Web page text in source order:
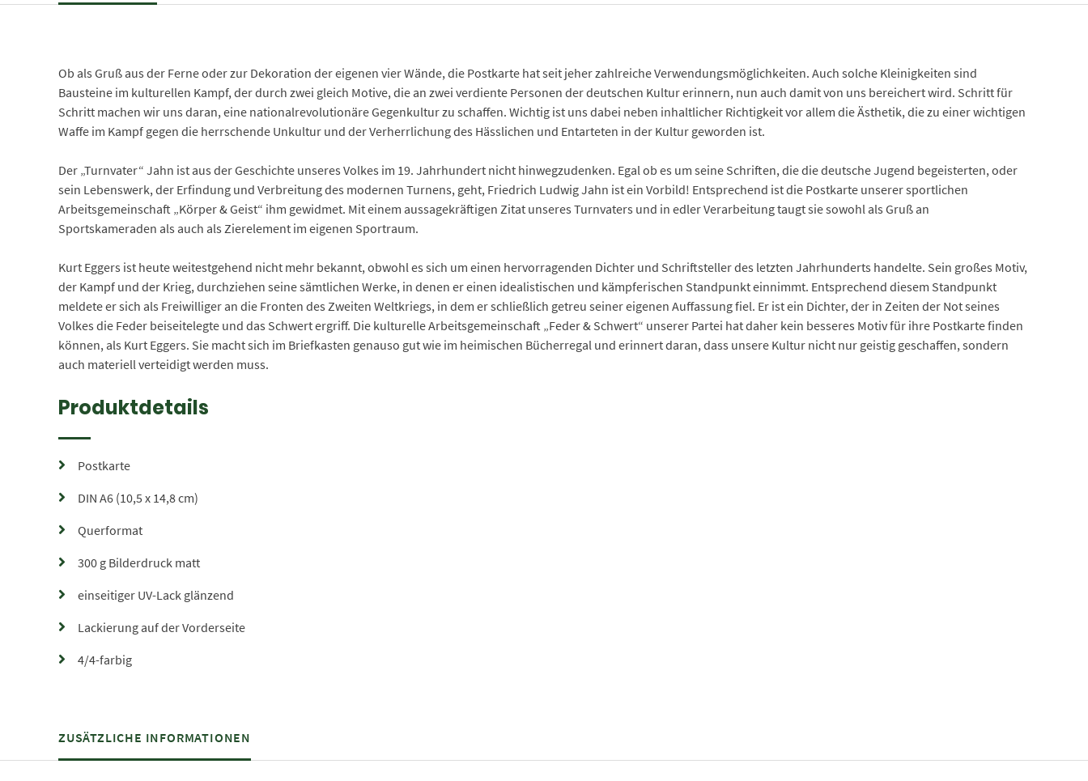
Ob als Gruß aus der Ferne oder zur Dekoration der eigenen vier Wände, die Postkarte hat seit jeher zahlreiche Verwendungsmöglichkeiten. Auch solche Kleinigkeiten sind
Bausteine im kulturellen Kampf, der durch zwei gleich Motive, die an zwei verdiente Personen der deutschen Kultur erinnern, nun auch damit von uns bereichert wird. Schritt für
Schritt machen wir uns daran, eine nationalrevolutionäre Gegenkultur zu schaffen. Wichtig ist uns dabei neben inhaltlicher Richtigkeit vor allem die Ästhetik, die zu einer wichtigen
Waffe im Kampf gegen die herrschende Unkultur und der Verherrlichung des Hässlichen und Entarteten in der Kultur geworden ist.
Der „Turnvater“ Jahn ist aus der Geschichte unseres Volkes im 19. Jahrhundert nicht hinwegzudenken. Egal ob es um seine Schriften, die die deutsche Jugend begeisterten, oder
sein Lebenswerk, der Erfindung und Verbreitung des modernen Turnens, geht, Friedrich Ludwig Jahn ist ein Vorbild! Entsprechend ist die Postkarte unserer sportlichen
Arbeitsgemeinschaft „Körper & Geist“ ihm gewidmet. Mit einem aussagekräftigen Zitat unseres Turnvaters und in edler Verarbeitung taugt sie sowohl als Gruß an
Sportskameraden als auch als Zierelement im eigenen Sportraum.
Kurt Eggers ist heute weitestgehend nicht mehr bekannt, obwohl es sich um einen hervorragenden Dichter und Schriftsteller des letzten Jahrhunderts handelte. Sein großes Motiv,
der Kampf und der Krieg, durchziehen seine sämtlichen Werke, in denen er einen idealistischen und kämpferischen Standpunkt einnimmt. Entsprechend diesem Standpunkt
meldete er sich als Freiwilliger an die Fronten des Zweiten Weltkriegs, in dem er schließlich getreu seiner eigenen Auffassung fiel. Er ist ein Dichter, der in Zeiten der Not seines
Volkes die Feder beiseitelegte und das Schwert ergriff. Die kulturelle Arbeitsgemeinschaft „Feder & Schwert“ unserer Partei hat daher kein besseres Motiv für ihre Postkarte finden
können, als Kurt Eggers. Sie macht sich im Briefkasten genauso gut wie im heimischen Bücherregal und erinnert daran, dass unsere Kultur nicht nur geistig geschaffen, sondern
auch materiell verteidigt werden muss.
Produktdetails
Postkarte
DIN A6 (10,5 x 14,8 cm)
Querformat
300 g Bilderdruck matt
einseitiger UV-Lack glänzend
Lackierung auf der Vorderseite
4/4-farbig
ZUSÄTZLICHE INFORMATIONEN